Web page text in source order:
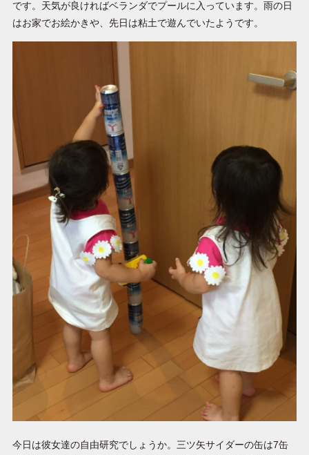
です。天気が良ければベランダでプールに入っています。雨の日
はお家でお絵かきや、先日は粘土で遊んでいたようです。
今日は彼女達の自由研究でしょうか。三ツ矢サイダーの缶は7缶